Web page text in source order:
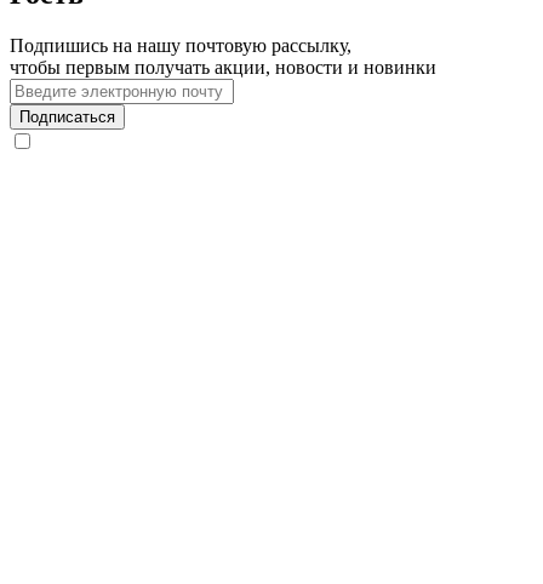
Подпишись на нашу почтовую рассылку,
чтобы первым получать акции, новости и новинки
Подписаться